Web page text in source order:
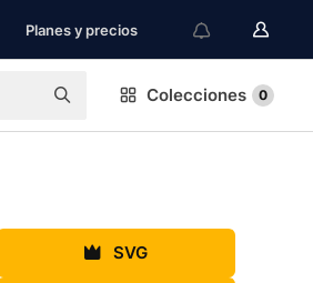
Planes y precios
Colecciones 0
SVG